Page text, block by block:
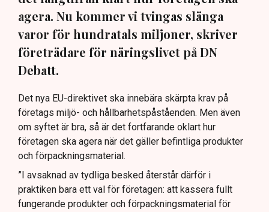
agera. Nu kommer vi tvingas slänga
varor för hundratals miljoner, skriver
företrädare för näringslivet på DN
Debatt.
Det nya EU-direktivet ska innebära skärpta krav på
företags miljö- och hållbarhetspåståenden. Men även
om syftet är bra, så är det fortfarande oklart hur
företagen ska agera när det gäller befintliga produkter
och förpackningsmaterial.
”I avsaknad av tydliga besked återstår därför i
praktiken bara ett val för företagen: att kassera fullt
fungerande produkter och förpackningsmaterial för